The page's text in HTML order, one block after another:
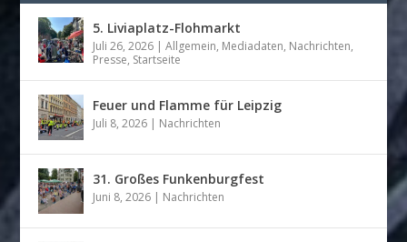
5. Liviaplatz-Flohmarkt
Juli 26, 2026 |Allgemein, Mediadaten, Nachrichten,
Presse, Startseite
Feuer und Flamme für Leipzig
Juli 8, 2026 | Nachrichten
31. Großes Funkenburgfest
Juni 8, 2026 | Nachrichten